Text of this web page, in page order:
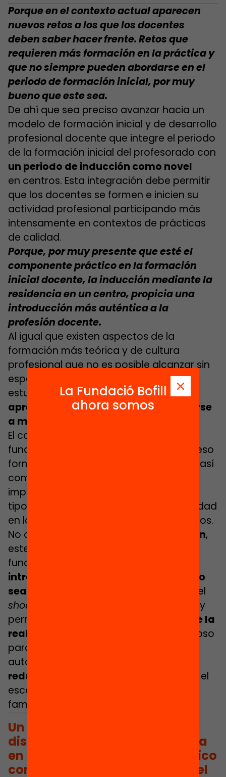
Porque en el contexto actual aparecen
nuevos retos a los que los docentes
deben saber hacer frente. Retos que
requieren más formación en la práctica y
que no siempre pueden abordarse en el
periodo de formación inicial, por muy
bueno que este sea.
De ahí que sea preciso avanzar hacia un
modelo de formación inicial y de desarrollo
profesional docente que integre el periodo
de la formación inicial del profesorado con
un periodo de inducción como novel
en centros. Esta integración debe permitir
que los docentes se formen e inicien su
actividad profesional participando más
intensamente en contextos de prácticas
de calidad.
Porque, por muy presente que esté el
componente práctico en la formación
inicial docente, la inducción mediante la
residencia en un centro, propicia una
introducción más auténtica a la
profesión docente.
Al igual que existen aspectos de la
formación más teórica y de cultura
profesional que no es posible alcanzar sin
espacios y momentos de reflexión y de
estudio, sabemos que existen
aprendizajes que no pueden construirse
a menos que sea en la práctica.
El componente práctico tiene sentido
fundamental a lo largo de todo el proceso
formativo de los futuros docentes, y es así
como se implementa o debería
implementarse, mediante distintas
tipologías y con mayor o menor intensidad
en los distintos momentos de los estudios.
No obstante,
en el periodo de inducción,
este componente práctico es aún más
fundamental, porque
introducción a la profesión docente no
sea un proceso desconocido.
Reduce el
shock
que supone la puesta en escena y
permite
un auténtico conocimiento de la
realidad
, un acompañamiento cuidadoso
para que el maestro consiga ser
autónomo profesionalmente y una
reducción de las incertidumbres
ante el
escenario del aula, el alumnado y sus
familias, y los colegas.
Un periodo de inducción
disminuye el
de la puesta
en escena y permite un auténtico
conocimiento de la realidad del
La Fundació Bofill
ahora somos